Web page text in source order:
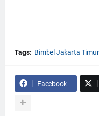
Tags: Bimbel Jakarta Timur
Facebook